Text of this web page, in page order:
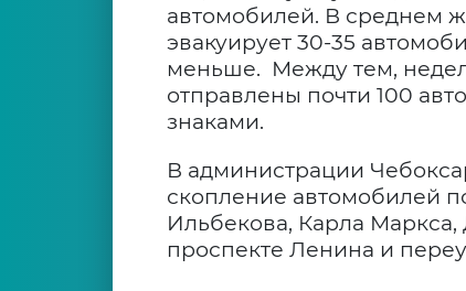
автомобилей. В среднем
эвакуирует 30-35
меньше. Между тем,
отправлены почти 100
знаками.
В администрации
скопление автомобилей
Ильбекова, Карла
проспекте Ленина и